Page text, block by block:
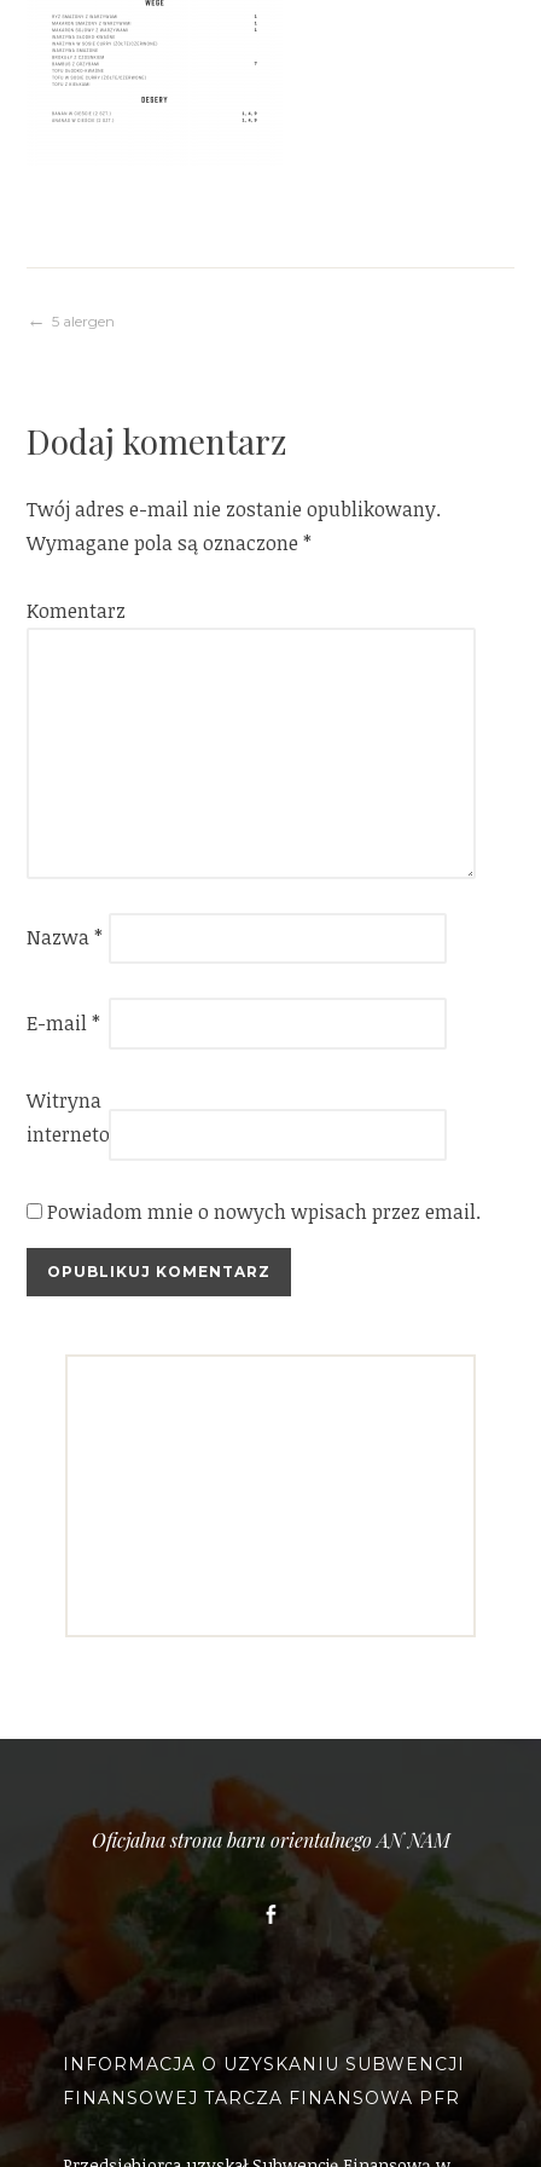
Nawigacja
5 alergen
Dodaj komentarz
Twój adres e-mail nie zostanie opublikowany.
Wymagane pola są oznaczone*
Komentarz
Nazwa*
E-mail*
Witryna
internetowa
Powiadom mnie o nowych wpisach przez email.
Oficjalna strona baru orientalnego AN NAM
Facebook
INFORMACJA O UZYSKANIU SUBWENCJI
FINANSOWEJ TARCZA FINANSOWA PFR